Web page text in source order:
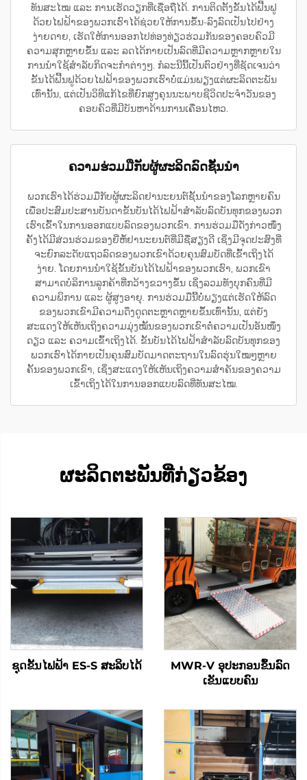
ທັນສະໄໝ ແລະ ການເຮັດວຽກທີ່ເຊື່ອຖືໄດ້. ການຕິດຕັ້ງຂັ້ນໄດ້ຟີ້ນຟູ
ດ້ວຍໄຟຟ້າຂອງພວກເຮົາໄດ້ຊ່ວຍໃຫ້ການຂຶ້ນ-ລົງລົດເປັນໄປຢ່າງ
ງ່າຍດາຍ, ເຮັດໃຫ້ການອອກໄປທ່ອງທ່ຽວຮ່ວມກັນຂອງຄອບຄົວມີ
ຄວາມສຸກຫຼາຍຂຶ້ນ ແລະ ລດໄດ້ກາຍເປັນລົດທີ່ມີຄວາມຫຼາກຫຼາຍໃນ
ການນຳໃຊ້ສຳລັບກິດຈະກຳຕ່າງໆ. ກໍລະນີນີ້ເປັນຕົວຢ່າງທີ່ຊັດເຈນວ່າ
ຂັ້ນໄດ້ຟີ້ນຟູດ້ວຍໄຟຟ້າຂອງພວກເຮົາບໍ່ແມ່ນພຽງແຕ່ຜະລິດຕະພັນ
ເທົ່ານັ້ນ, ແຕ່ເປັນວິທີແກ້ໄຂທີ່ຍົກສູງຄຸນນະພາບຊີວິດປະຈຳວັນຂອງ
ຄອບຄົວທີ່ມີບັນຫາດ້ານການເຄື່ອນໄຫວ.
ຄວາມຮ່ວມມືກັບຜູ້ຜະລິດລົດຊັ້ນນຳ
ພວກເຮົາໄດ້ຮ່ວມມືກັບຜູ້ຜະລິດຢານະຍນຕ໌ຊັ້ນນຳຂອງໂລກຫຼາຍຄົນ
ເພື່ອປະສົມປະສານບັນດາຂັ້ນບັນໄດ້ໄຟຟ້າສຳລັບລົດບັນທຸກຂອງພວກ
ເຮົາເຂົ້າໃນການອອກແບບລົດຂອງພວກເຂົາ. ການຮ່ວມມືດັ່ງກ່າວໜຶ່ງ
ຄັ້ງໄດ້ມີສ່ວນຮ່ວມຂອງຍີ່ຫໍ້ຢານະຍນຕ໌ທີ່ມີຊື່ສຽງດີ ເຊິ່ງມີຈຸດປະສົງທີ່
ຈະຍົກລະດັບແຖວລົດຂອງພວກເຂົາດ້ວຍຄຸນສົມບັດທີ່ເຂົ້າເຖິງໄດ້
ງ່າຍ. ໂດຍການນຳໃຊ້ຂັ້ນບັນໄດ້ໄຟຟ້າຂອງພວກເຮົາ, ພວກເຂົາ
ສາມາດບໍລິການລູກຄ້າທີ່ກວ້າງຂວາງຂຶ້ນ ເຊິ່ງລວມທັງບຸກຄົນທີ່ມີ
ຄວາມພິການ ແລະ ຜູ້ສູງອາຍຸ. ການຮ່ວມມືນີ້ບໍ່ພຽງແຕ່ເຮັດໃຫ້ລົດ
ຂອງພວກເຂົາມີຄວາມດຶງດູດຕະຫຼາດຫຼາຍຂຶ້ນເທົ່ານັ້ນ, ແຕ່ຍັງ
ສະແດງໃຫ້ເຫັນເຖິງຄວາມມຸ່ງໝັ້ນຂອງພວກເຂົາຕໍ່ຄວາມເປັນອັນໜຶ່ງ
ດຽວ ແລະ ຄວາມເຂົ້າເຖິງໄດ້. ຂັ້ນບັນໄດ້ໄຟຟ້າສຳລັບລົດບັນທຸກຂອງ
ພວກເຮົາໄດ້ກາຍເປັນຄຸນສົມບັດມາດຕະຖານໃນລົດຮຸ່ນໃໝໆຫຼາຍ
ຄັ້ນຂອງພວກເຂົາ, ເຊິ່ງສະແດງໃຫ້ເຫັນເຖິງຄວາມສຳຄັນຂອງຄວາມ
ເຂົ້າເຖິງໄດ້ໃນການອອກແບບລົດທີ່ທັນສະໄໝ.
ຜະລິດຕະພັນທີ່ກ່ຽວຂ້ອງ
ຊຸດຂັ້ນໄຟຟ້າ ES-S ສະລິບໄດ້
MWR-V ອຸປະກອນຂຶ້ນລົດ
ເຂັນແບບຄົນ